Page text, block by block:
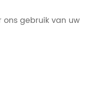
gebruik van uw